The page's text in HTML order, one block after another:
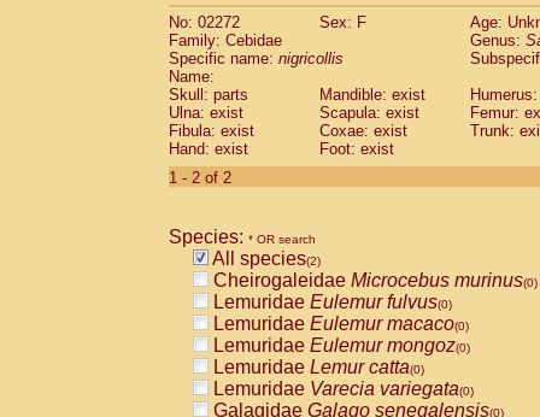
Cebidae Aotus trivirgatus
Cebidae
CebidaeCebus apella
Cebidae
Cebidae Cebus nigrivittatus
Cebidae Cebusspp.(0)
Cebidae Saimiri boliviensis
CebidaeSaimiri sciureus(0)
AtelidaeAlouatta caraya(0)
Atelidae Alouatta seniculus
AtelidaeAlouatta
AtelidaeAteles belzebuth(0)
AtelidaeAteles geoffroyi(0)
AtelidaeAteles paniscus(0)
AtelidaeAtelesspp. (0)
AtelidaeLagothrix lagothricha
AtelidaeLagothrix lagothricha cana
PitheciidaeCacajao calvus
No: 02272
Sex: F
Age:
Family: Cebidae
Genus:
Specific name: nigricollis
Name:
Skull: parts
Mandible: exist
Ulna: exist
Scapula: exist
Femur:
Fibula: exist
Coxae: exist
Trunk:
Hand: exist
Foot: exist
1 - 2 of 2
Species: * OR search
All species(2)
Cheirogaleidae Microcebus murinus(0)
Lemuridae Eulemur fulvus(0)
Lemuridae Eulemur macaco(0)
Lemuridae Eulemur mongoz(0)
Lemuridae Lemur catta(0)
Lemuridae Varecia variegata(0)
Galagidae Galago senegalensis(0)